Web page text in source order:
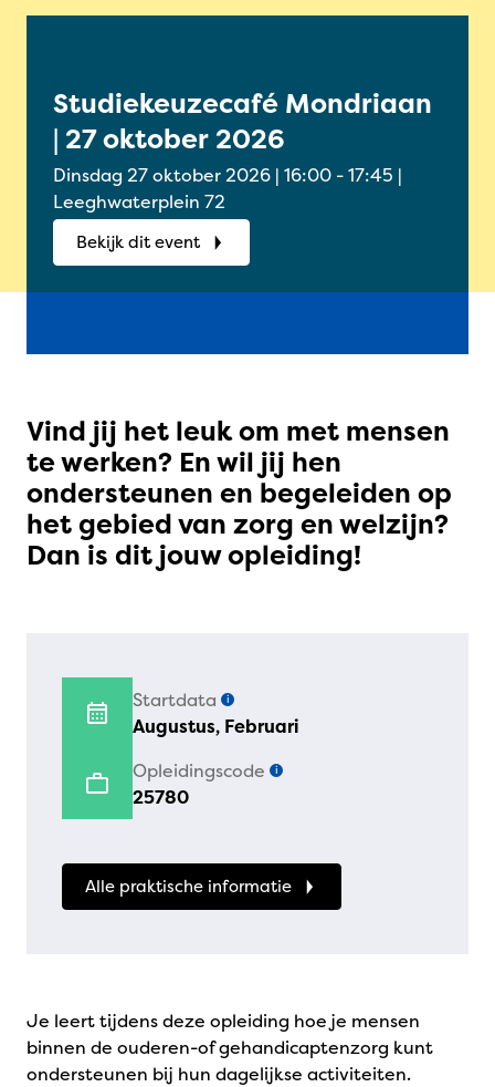
Studiekeuzecafé Mondriaan
| 27 oktober 2026
Dinsdag 27 oktober 2026 | 16:00 - 17:45 |
Leeghwaterplein 72
Bekijk dit event
Vind jij het leuk om met mensen
te werken? En wil jij hen
ondersteunen en begeleiden op
het gebied van zorg en welzijn?
Dan is dit jouw opleiding!
Startdata i
Augustus, Februari
Opleidingscode
i
25780
Alle praktische informatie
Je leert tijdens deze opleiding hoe je mensen
binnen de ouderen-of gehandicaptenzorg kunt
ondersteunen bij hun dagelijkse activiteiten.